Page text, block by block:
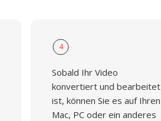
4
Sobald Ihr Video
konvertiert und bearbeitet
ist, können Sie es auf Ihren
Mac, PC oder ein anderes